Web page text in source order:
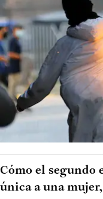
Cómo el segundo
única a una